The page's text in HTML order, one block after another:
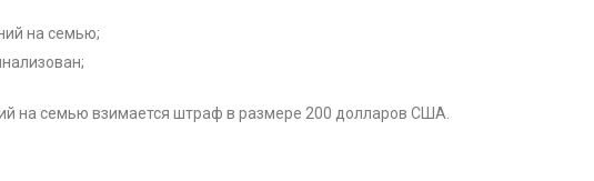
на семью;
на семью взимается штраф в размере 200 долларов США.